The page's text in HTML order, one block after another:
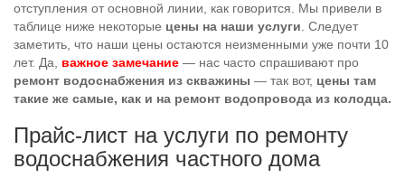
отступления от основной линии, как говорится. Мы привели в
таблице ниже некоторые цены на наши услуги. Следует
заметить, что наши цены остаются неизменными уже почти 10
лет. Да, важное замечание — нас часто спрашивают про
ремонт водоснабжения из скважины — так вот, цены там
такие же самые, как и на ремонт водопровода из колодца.
Прайс-лист на услуги по ремонту
водоснабжения частного дома